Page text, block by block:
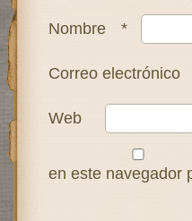
Nombre *
Correo electrónico
Web
en este navegador